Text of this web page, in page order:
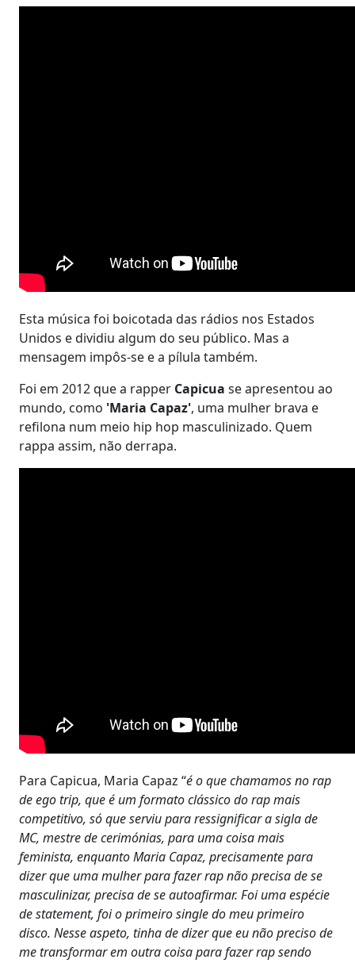
Esta música foi boicotada das rádios nos Estados
Unidos e dividiu algum do seu público. Mas a
mensagem impôs-se e a pílula também.
Foi em 2012 que a rapper Capicua se apresentou ao
mundo, como 'Maria Capaz', uma mulher brava e
refilona num meio hip hop masculinizado. Quem
rappa assim, não derrapa.
Para Capicua, Maria Capaz “é o que chamamos no rap
de ego trip, que é um formato clássico do rap mais
competitivo, só que serviu para ressignificar a sigla de
MC, mestre de cerimónias, para uma coisa mais
feminista, enquanto Maria Capaz, precisamente para
dizer que uma mulher para fazer rap não precisa de se
masculinizar, precisa de se autoafirmar. Foi uma espécie
de statement, foi o primeiro single do meu primeiro
disco. Nesse aspeto, tinha de dizer que eu não preciso de
me transformar em outra coisa para fazer rap sendo